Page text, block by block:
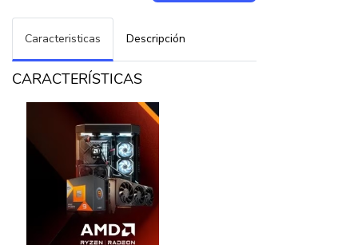
Caracteristicas Descripción
CARACTERÍSTICAS